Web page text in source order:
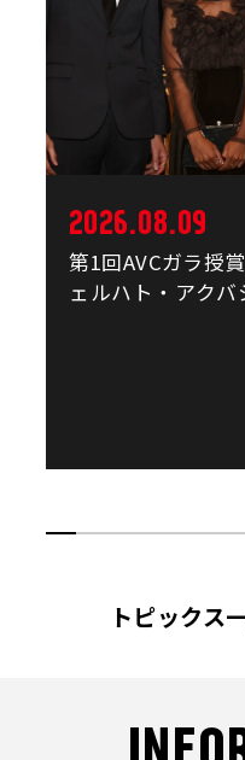
2026.08.09
第1回AVCガラ授
ェルハト・アク
トピックス